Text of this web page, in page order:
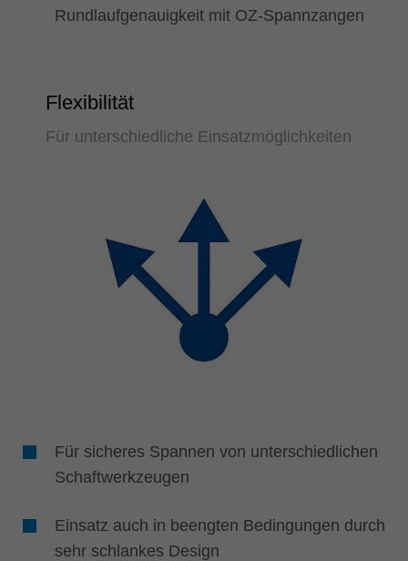
Rundlaufgenauigkeit mit OZ-Spannzangen
Flexibilität
Für unterschiedliche Einsatzmöglichkeiten
Für sicheres Spannen von unterschiedlichen
Schaftwerkzeugen
Einsatz auch in beengten Bedingungen durch
sehr schlankes Design